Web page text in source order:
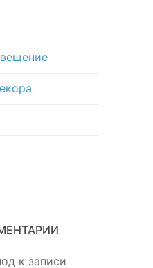
к записи